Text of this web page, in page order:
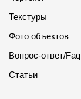
Текстуры
Фото объектов
Вопрос-ответ/Faq
Статьи